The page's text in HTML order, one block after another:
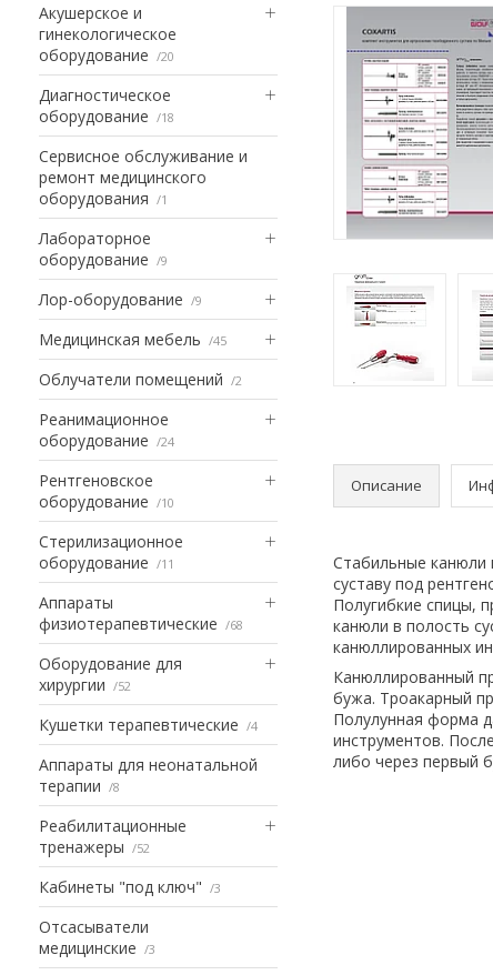
Акушерское и
гинекологическое
оборудование
20
Диагностическое
оборудование
18
Сервисное обслуживание и
ремонт медицинского
оборудования
1
Лабораторное
оборудование
9
Лор-оборудование 9
Медицинская мебель 45
Облучатели помещений 2
Реанимационное
оборудование
24
Рентгеновское
оборудование
10
Стерилизационное
оборудование
11
Аппараты
физиотерапевтические
68
Оборудование для
хирургии
52
Кушетки терапевтические 4
Аппараты для неонатальной
терапии
8
Реабилитационные
тренажеры
52
Кабинеты "под ключ" 3
Отсасыватели
медицинские
3
Описание
Стабильные канюли
суставу под
Полугибкие спицы,
канюли в полость
канюллированных
Канюллированный
бужа. Троакарный
Полулунная форма
инструментов.
либо через первый